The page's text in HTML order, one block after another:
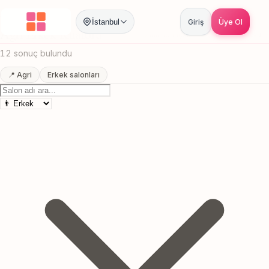
İstanbul Giriş Üye Ol
Anasayfa / Erkek Kuaförü
Agri Erkek Kuaförü
12 sonuç bulundu
📍 Agri Erkek salonları
Canlı sonuçlar Online randevu